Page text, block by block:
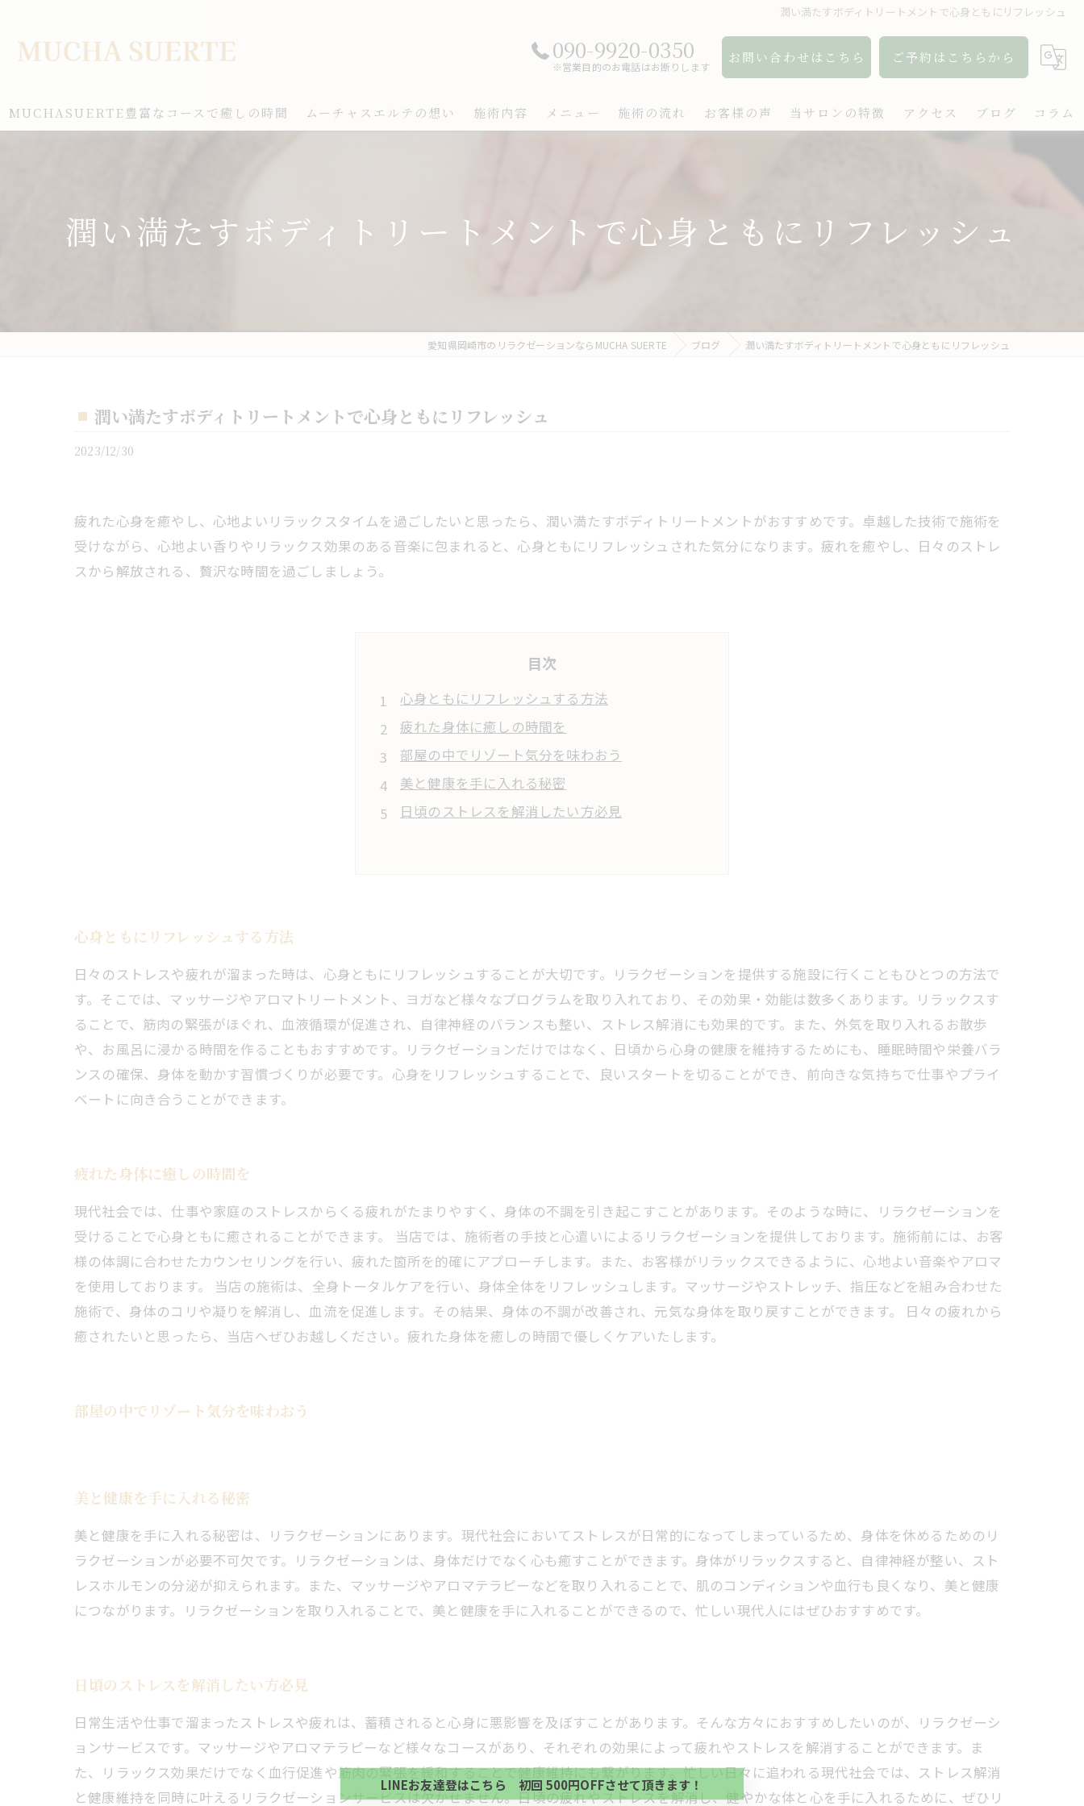
潤い満たすボディトリートメントで心身ともにリフレッシュ
090-9920-0350
※営業目的のお電話はお断りします
お問い合わせはこちら ご予約はこちらから
MUCHASUERTE豊富なコースで癒しの時間 ムーチャスエルテの想い 施術内容 メニュー 施術の流れ お客様の声 当サロンの特徴
ボディケア
アクセス ブログ コラム
潤い満たすボディトリートメントで心身ともにリフレッシュ
愛知県岡崎市のリラクゼーションならMUCHA SUERTE ブログ 潤い満たすボディトリートメントで心身ともにリフレッシュ
潤い満たすボディトリートメントで心身ともにリフレッシュ
2023/12/30
疲れた心身を癒やし、心地よいリラックスタイムを過ごしたいと思ったら、潤い満たすボディトリートメントがおすすめです。卓越した技術で施術を
受けながら、心地よい香りやリラックス効果のある音楽に包まれると、心身ともにリフレッシュされた気分になります。疲れを癒やし、日々のストレ
スから解放される、贅沢な時間を過ごしましょう。
目次
心身ともにリフレッシュする方法
疲れた身体に癒しの時間を
部屋の中でリゾート気分を味わおう
美と健康を手に入れる秘密
日頃のストレスを解消したい方必見
心身ともにリフレッシュする方法
日々のストレスや疲れが溜まった時は、心身ともにリフレッシュすることが大切です。リラクゼーションを提供する施設に行くこともひとつの方法で
す。そこでは、マッサージやアロマトリートメント、ヨガなど様々なプログラムを取り入れており、その効果・効能は数多くあります。リラックスす
ることで、筋肉の緊張がほぐれ、血液循環が促進され、自律神経のバランスも整い、ストレス解消にも効果的です。また、外気を取り入れるお散歩
や、お風呂に浸かる時間を作ることもおすすめです。リラクゼーションだけではなく、日頃から心身の健康を維持するためにも、睡眠時間や栄養バラ
ンスの確保、身体を動かす習慣づくりが必要です。心身をリフレッシュすることで、良いスタートを切ることができ、前向きな気持ちで仕事やプライ
ベートに向き合うことができます。
疲れた身体に癒しの時間を
現代社会では、仕事や家庭のストレスからくる疲れがたまりやすく、身体の不調を引き起こすことがあります。そのような時に、リラクゼーションを
受けることで心身ともに癒されることができます。 当店では、施術者の手技と心遣いによるリラクゼーションを提供しております。施術前には、お客
様の体調に合わせたカウンセリングを行い、疲れた箇所を的確にアプローチします。また、お客様がリラックスできるように、心地よい音楽やアロマ
を使用しております。 当店の施術は、全身トータルケアを行い、身体全体をリフレッシュします。マッサージやストレッチ、指圧などを組み合わせた
施術で、身体のコリや凝りを解消し、血流を促進します。その結果、身体の不調が改善され、元気な身体を取り戻すことができます。 日々の疲れから
癒されたいと思ったら、当店へぜひお越しください。疲れた身体を癒しの時間で優しくケアいたします。
部屋の中でリゾート気分を味わおう
美と健康を手に入れる秘密
美と健康を手に入れる秘密は、リラクゼーションにあります。現代社会においてストレスが日常的になってしまっているため、身体を休めるためのリ
ラクゼーションが必要不可欠です。リラクゼーションは、身体だけでなく心も癒すことができます。身体がリラックスすると、自律神経が整い、スト
レスホルモンの分泌が抑えられます。また、マッサージやアロマテラピーなどを取り入れることで、肌のコンディションや血行も良くなり、美と健康
につながります。リラクゼーションを取り入れることで、美と健康を手に入れることができるので、忙しい現代人にはぜひおすすめです。
日頃のストレスを解消したい方必見
日常生活や仕事で溜まったストレスや疲れは、蓄積されると心身に悪影響を及ぼすことがあります。そんな方々におすすめしたいのが、リラクゼーシ
ョンサービスです。マッサージやアロマテラピーなど様々なコースがあり、それぞれの効果によって疲れやストレスを解消することができます。ま
た、リラックス効果だけでなく血行促進や筋肉の緊張を緩和することで健康維持にも繋がります。忙しい日々に追われる現代社会では、ストレス解消
と健康維持を同時に叶えるリラクゼーションサービスは欠かせません。日頃の疲れやストレスを解消し、健やかな体と心を手に入れるために、ぜひリ
当サロンの公式LINE@にお友達登録頂いたお客様は
初回 500円OFFさせて頂きます。 既に 追加済の
方、不必要な方 お手数ですが、✖印でお閉じ下さい。
当サロンの公式LINE@にお友達登録頂いたお客様は
初回 500円OFFさせて頂きます。 既に 追加済の
方、不必要な方 お手数ですが、✖印でお閉じ下さい。
LINEお友達登はこちら 初回 500円OFFさせて頂きます！